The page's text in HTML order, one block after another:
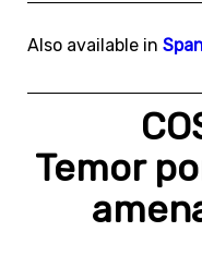
Also available in
Temor